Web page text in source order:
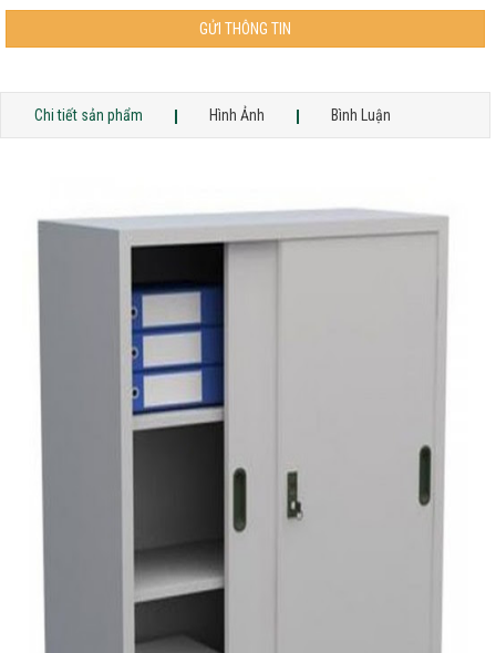
GỬI THÔNG TIN
Chi tiết sản phẩm Hình Ảnh Bình Luận